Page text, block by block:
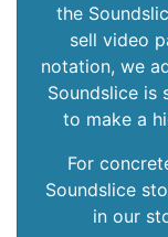
the
sell video
notation, we
Soundslice is
to make a
For
Soundslice
in our